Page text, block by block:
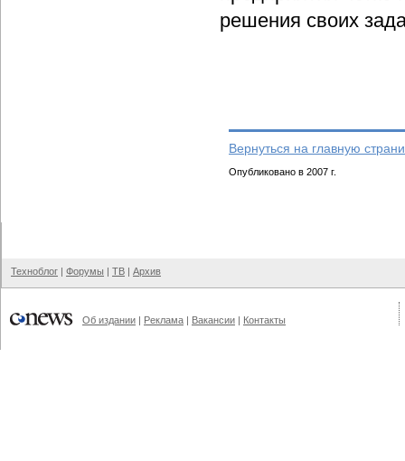
решения своих
Вернуться на главную
Опубликовано в 2007 г.
Техноблог | Форумы | ТВ | Архив
Об издании | Реклама | Вакансии | Контакты